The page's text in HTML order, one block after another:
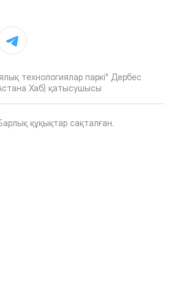
технологиялар паркі" Дербес
Хаб) қатысушысы
құқықтар сақталған.